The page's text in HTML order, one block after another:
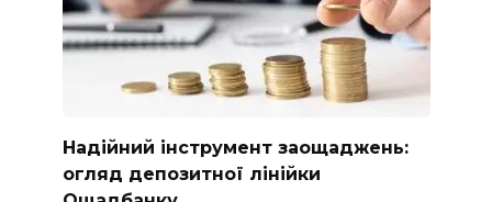
Надійний інструмент заощаджень:
огляд депозитної лінійки